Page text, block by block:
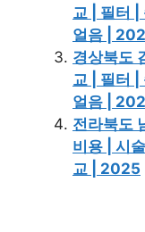
교 | 필터 |
얼음 |
경상북도
교 | 필터 |
얼음 |
전라북도
비용 | 시
교 | 2025